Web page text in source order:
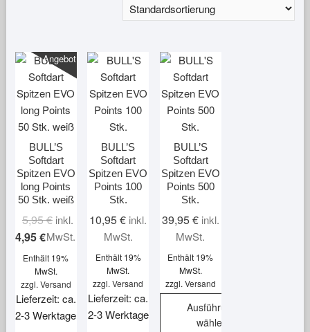
Angebot!
BULL’S
Softdart
Spitzen EVO
long Points
50 Stk. weiß
5,95€ Ursprünglicher
Preis
5,95 €
4,95€
Aktueller
Preis
4,95 €.
inkl.
MwSt.
Enthält 19%
MwSt.
zzgl. Versand
Lieferzeit: ca.
2-3 Werktage
BULL’S
Softdart
Spitzen EVO
Points 100
Stk.
10,95€ inkl.
MwSt.
Enthält 19%
MwSt.
zzgl.Versand
Lieferzeit: ca.
2-3 Werktage
BULL’S
Softdart
Spitzen EVO
Points 500
Stk.
39,95€ inkl.
MwSt.
Enthält 19%
MwSt.
zzgl. Versand
Ausführung
wählen